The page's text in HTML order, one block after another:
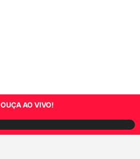
OUÇA AO VIVO!